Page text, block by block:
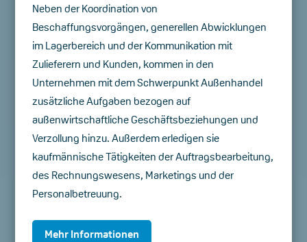
Neben der Koordination von
Beschaffungsvorgängen, generellen Abwicklungen
im Lagerbereich und der Kommunikation mit
Zulieferern und Kunden, kommen in den
Unternehmen mit dem Schwerpunkt Außenhandel
zusätzliche Aufgaben bezogen auf
außenwirtschaftliche Geschäftsbeziehungen und
Verzollung hinzu. Außerdem erledigen sie
kaufmännische Tätigkeiten der Auftragsbearbeitung,
des Rechnungswesens, Marketings und der
Personalbetreuung.
Mehr Informationen